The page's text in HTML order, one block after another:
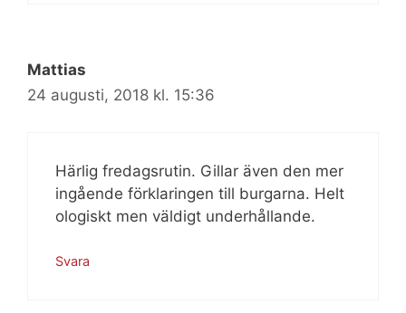
Mattias
24 augusti, 2018 kl. 15:36
Härlig fredagsrutin. Gillar även den mer
ingående förklaringen till burgarna. Helt
ologiskt men väldigt underhållande.
Svara